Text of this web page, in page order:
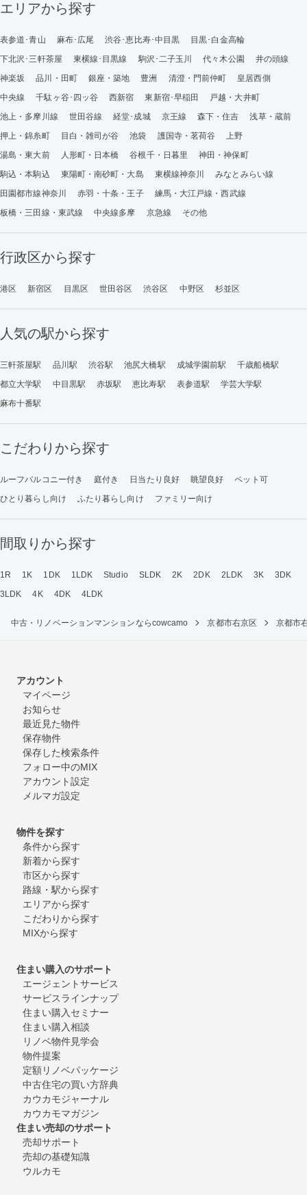
エリアから探す
表参道･青山 麻布･広尾 渋谷･恵比寿･中目黒
目黒･白金高輪
下北沢･三軒茶屋
東横線･目黒線 駒沢･二子玉川 代々木公園
井の頭線
神楽坂
品川・田町 銀座・築地 豊洲 清澄・門前仲町
皇居西側
中央線
千駄ヶ谷･四ッ谷 西新宿 東新宿･早稲田
戸越・大井町
池上・多摩川線
世田谷線 経堂･成城 京王線 森下・住吉
浅草・蔵前
押上・錦糸町
目白・雑司が谷 池袋 護国寺・茗荷谷
上野
湯島・東大前
人形町・日本橋 谷根千・日暮里
神田・神保町
駒込・本駒込
東陽町・南砂町・大島 東横線神奈川
みなとみらい線
田園都市線神奈川
赤羽・十条・王子
練馬・大江戸線・西武線
板橋・三田線・東武線
中央線多摩 京急線 その他
行政区から探す
港区 新宿区 目黒区 世田谷区 渋谷区 中野区 杉並区
人気の駅から探す
三軒茶屋駅 品川駅 渋谷駅 池尻大橋駅 成城学園前駅
千歳船橋駅
都立大学駅
中目黒駅 赤坂駅 恵比寿駅 表参道駅
学芸大学駅
麻布十番駅
こだわりから探す
ルーフバルコニー付き 庭付き 日当たり良好 眺望良好
ペット可
ひとり暮らし向け
ふたり暮らし向け ファミリー向け
間取りから探す
1R 1K 1DK 1LDK Studio SLDK 2K 2DK 2LDK 3K
3DK
3LDK
4K 4DK 4LDK
中古・リノベーションマンションならcowcamo 京都市右京区 京都市
アカウント
マイページ
お知らせ
最近見た物件
保存物件
保存した検索条件
フォロー中のMIX
アカウント設定
メルマガ設定
物件を探す
条件から探す
新着から探す
市区から探す
路線・駅から探す
エリアから探す
こだわりから探す
MIXから探す
住まい購入のサポート
エージェントサービス
サービスラインナップ
住まい購入セミナー
住まい購入相談
リノベ物件見学会
物件提案
定額リノベパッケージ
中古住宅の買い方辞典
カウカモジャーナル
カウカモマガジン
住まい売却のサポート
売却サポート
売却の基礎知識
ウルカモ